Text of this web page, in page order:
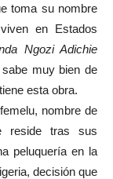
toma su nombre
en Estados
Ngozi Adichie
muy bien de
esta obra.
nombre de
reside tras sus
peluquería en la
decisión que